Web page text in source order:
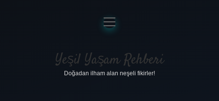
Anasayfa
Gizlilik Politikası
Yasal Uyarı
menüyü
aç
Yeşil Yaşam Rehberi
Doğadan ilham alan neşeli fikirler!